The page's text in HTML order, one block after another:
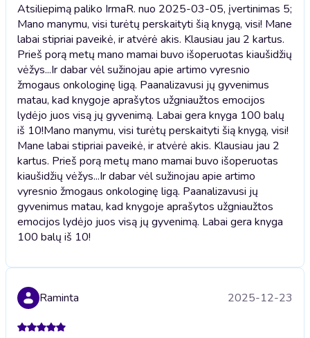
Atsiliepimą paliko IrmaR. nuo 2025-03-05, įvertinimas 5;
Mano manymu, visi turėtų perskaityti šią knygą, visi! Mane
labai stipriai paveikė, ir atvėrė akis. Klausiau jau 2 kartus.
Prieš porą metų mano mamai buvo išoperuotas kiaušidžių
vėžys...Ir dabar vėl sužinojau apie artimo vyresnio
žmogaus onkologinę ligą. Paanalizavusi jų gyvenimus
matau, kad knygoje aprašytos užgniaužtos emocijos
lydėjo juos visą jų gyvenimą. Labai gera knyga 100 balų
iš 10!Mano manymu, visi turėtų perskaityti šią knygą, visi!
Mane labai stipriai paveikė, ir atvėrė akis. Klausiau jau 2
kartus. Prieš porą metų mano mamai buvo išoperuotas
kiaušidžių vėžys...Ir dabar vėl sužinojau apie artimo
vyresnio žmogaus onkologinę ligą. Paanalizavusi jų
gyvenimus matau, kad knygoje aprašytos užgniaužtos
emocijos lydėjo juos visą jų gyvenimą. Labai gera knyga
100 balų iš 10!
Raminta 2025-12-23